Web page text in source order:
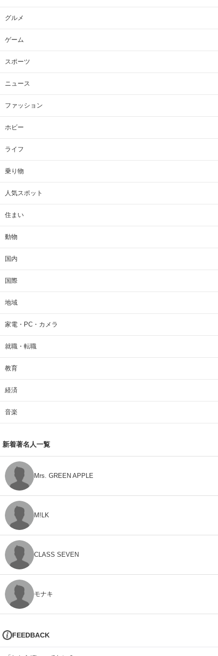
グルメ
ゲーム
スポーツ
ニュース
ファッション
ホビー
ライフ
乗り物
人気スポット
住まい
動物
国内
国際
地域
家電・PC・カメラ
就職・転職
教育
経済
音楽
新着著名人一覧
Mrs. GREEN APPLE
M!LK
CLASS SEVEN
モナキ
FEEDBACK